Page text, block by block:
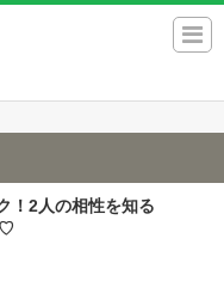
！2人の相性を知る
♡